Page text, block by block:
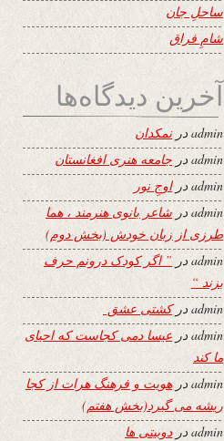
ساحلِ جان
شامِ فراق
آخرین دیدگاه‌ها
adminدرنمکدان
adminدر جامعه هنری افغانستان
adminدراوجِ نور
adminدر شاعر بانوی هنرمند ، هما
طرزی از زبان خودش (بخش دوم)
adminدر ” اگر کودک درونم حرف
بزند “
adminدرکشتی عشق
adminدر عیسا دمی کجاست که احیای
ما کند
adminدر هویت و فرهنگ هرات از کجا
ریشه می گیرد(بخش هفتم)
adminدردوبیتی ها